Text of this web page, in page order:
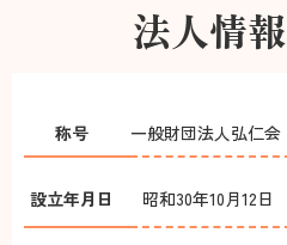
法人情報
称号
設立年月日
一般財団法人弘仁会
昭和30年10月12日